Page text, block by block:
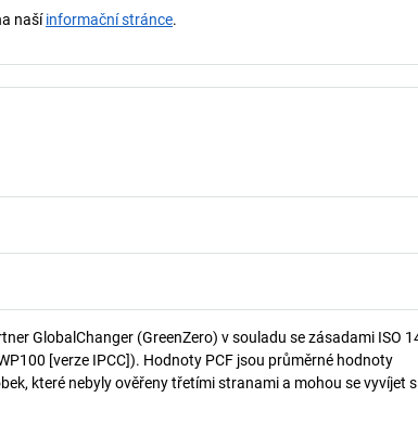
našíinformační stránce.
GlobalChanger (GreenZero) v souladu se zásadami ISO
[verze IPCC]). Hodnoty PCF jsou průměrné hodnoty
které nebyly ověřeny třetími stranami a mohou se vyvíjet